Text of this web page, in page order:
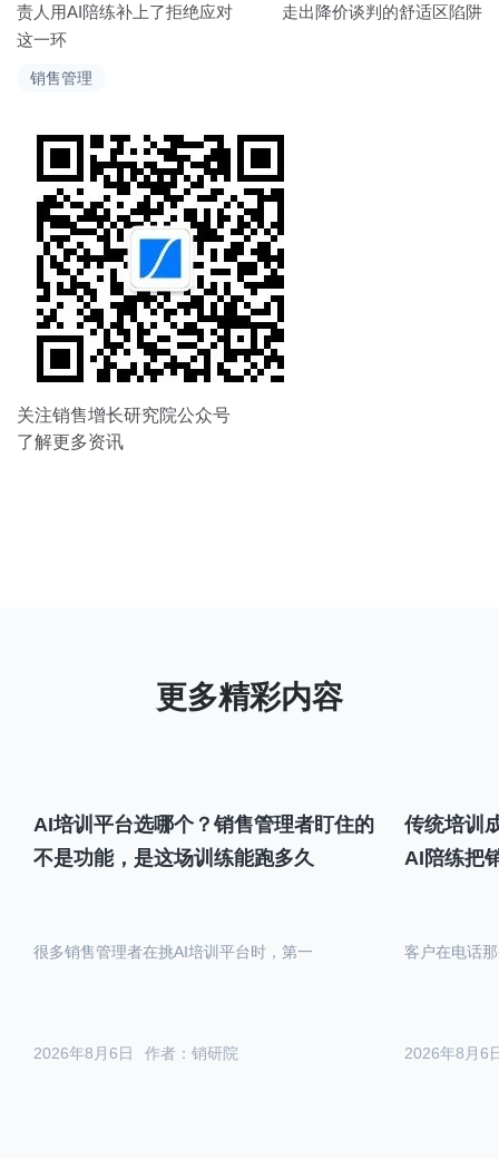
销售管理
章
导
责人用AI陪练补上了拒绝应对
这一环
走出降价谈判的舒适区陷阱
关注销售增长研究院公众号
了解更多资讯
AI培训平台选哪个？销售管理者盯住的
不是功能，是这场训练能跑多久
作者：销研院
2026年8月6日
很多销售管理者在挑AI培训平台时，第一
传统培训
AI陪练把
2026年8月6
客户在电话